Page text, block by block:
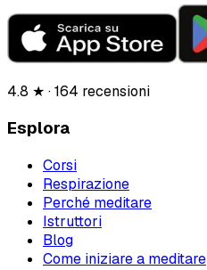
4.8 ★ · 164 recensioni
Esplora
Corsi
Respirazione
Perché meditare
Istruttori
Blog
Come iniziare a meditare